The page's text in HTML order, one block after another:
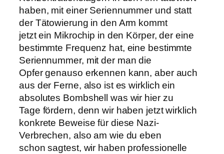
haben, mit einer Seriennummer und statt
der Tätowierung in den Arm kommt
jetzt ein Mikrochip in den Körper, der eine
bestimmte Frequenz hat, eine bestimmte
Seriennummer, mit der man die
Opfer genauso erkennen kann, aber auch
aus der Ferne, also ist es wirklich ein
absolutes Bombshell was wir hier zu
Tage fördern, denn wir haben jetzt wirklich
konkrete Beweise für diese Nazi-
Verbrechen, also am wie du eben
schon sagtest, wir haben professionelle